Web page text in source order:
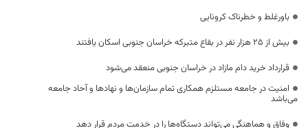
باورغلط و خطرناک کرونایی
بیش از ۲۵ هزار نفر در بقاع متبرکه خراسان جنوبی اسکان یافتند
قرارداد خرید دام مازاد در خراسان جنوبی منعقد می‌شود
امنیت در جامعه مستلزم همکاری تمام سازمان‌ها و نهادها و آحاد جامعه
می‌باشد
وفاق و هماهنگی می‌تواند دستگاه‌ها را در خدمت مردم قرار دهد